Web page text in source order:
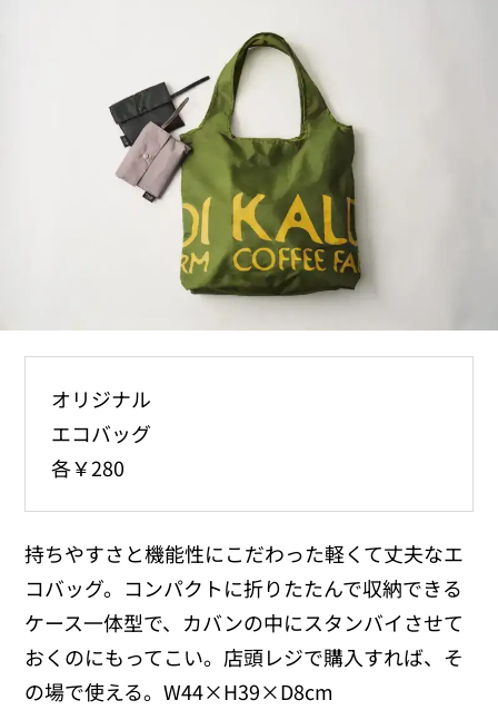
オリジナル
エコバッグ
各￥280
持ちやすさと機能性にこだわった軽くて丈夫なエ
コバッグ。コンパクトに折りたたんで収納できる
ケース一体型で、カバンの中にスタンバイさせて
おくのにもってこい。店頭レジで購入すれば、そ
の場で使える。W44×H39×D8cm